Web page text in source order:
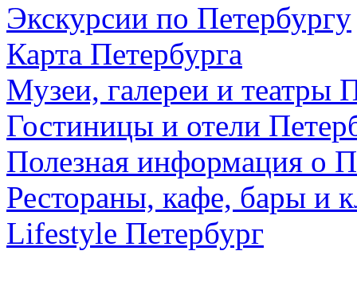
Экскурсии по Петербургу
Карта Петербурга
Музеи, галереи и театры
Гостиницы и отели
Полезная информация о
Рестораны, кафе, бары и
Lifestyle Петербург